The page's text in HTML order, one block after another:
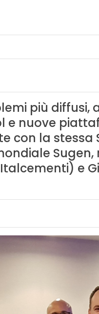
più diffusi,
nuove
con la stessa
e